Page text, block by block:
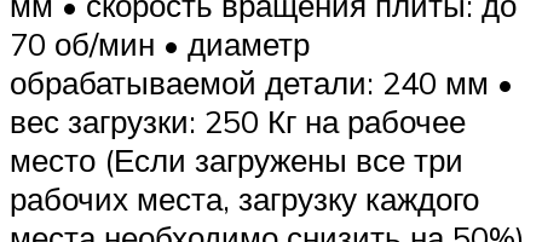
70 об/мин • диаметр
обрабатываемой детали: 240 мм •
вес загрузки: 250 Кг на рабочее
место (Если загружены все три
рабочих места, загрузку каждого